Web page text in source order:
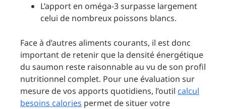
L’apport en oméga-3 surpasse largement
celui de nombreux poissons blancs.
Face à d’autres aliments courants, il est donc
important de retenir que la densité énergétique
du saumon reste raisonnable au vu de son profil
nutritionnel complet. Pour une évaluation sur
mesure de vos apports quotidiens, l’outil calcul
besoins calories permet de situer votre